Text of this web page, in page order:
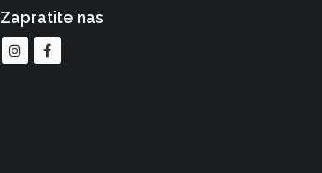
Zapratite nas